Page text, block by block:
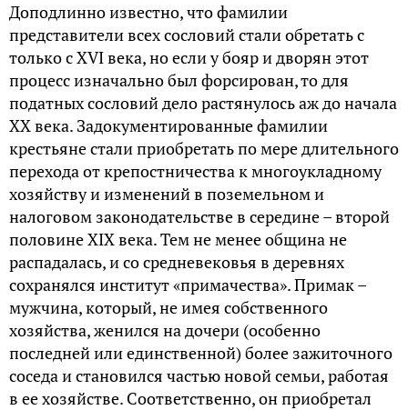
Доподлинно известно, что фамилии
представители всех сословий стали обретать с
только с XVI века, но если у бояр и дворян этот
процесс изначально был форсирован, то для
податных сословий дело растянулось аж до начала
XX века. Задокументированные фамилии
крестьяне стали приобретать по мере длительного
перехода от крепостничества к многоукладному
хозяйству и изменений в поземельном и
налоговом законодательстве в середине – второй
половине XIX века. Тем не менее община не
распадалась, и со средневековья в деревнях
сохранялся институт «примачества». Примак –
мужчина, который, не имея собственного
хозяйства, женился на дочери (особенно
последней или единственной) более зажиточного
соседа и становился частью новой семьи, работая
в ее хозяйстве. Соответственно, он приобретал